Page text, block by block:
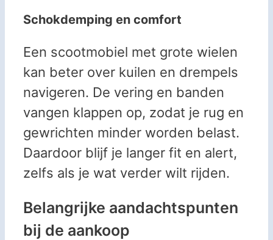
Schokdemping en comfort
Een scootmobiel met grote wielen
kan beter over kuilen en drempels
navigeren. De vering en banden
vangen klappen op, zodat je rug en
gewrichten minder worden belast.
Daardoor blijf je langer fit en alert,
zelfs als je wat verder wilt rijden.
Belangrijke aandachtspunten
bij de aankoop